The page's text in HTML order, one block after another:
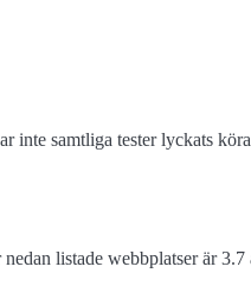
samtliga tester lyckats
listade webbplatser är 3.7